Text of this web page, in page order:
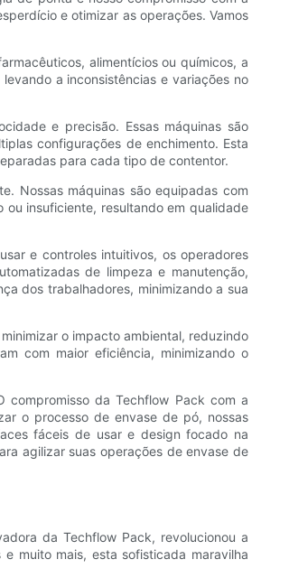
e otimizar as operações. Vamos
alimentícios ou químicos, a
a inconsistências e variações no
e precisão. Essas máquinas são
configurações de enchimento. Esta
para cada tipo de contentor.
Nossas máquinas são equipadas com
insuficiente, resultando em qualidade
e controles intuitivos, os operadores
de limpeza e manutenção,
dos trabalhadores, minimizando a sua
o impacto ambiental, reduzindo
com maior eficiência, minimizando o
compromisso da Techflow Pack com a
o processo de envase de pó, nossas
fáceis de usar e design focado na
agilizar suas operações de envase de
da Techflow Pack, revolucionou a
muito mais, esta sofisticada maravilha